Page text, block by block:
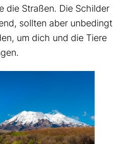
die Straßen. Die Schilder
sollten aber unbedingt
um dich und die Tiere